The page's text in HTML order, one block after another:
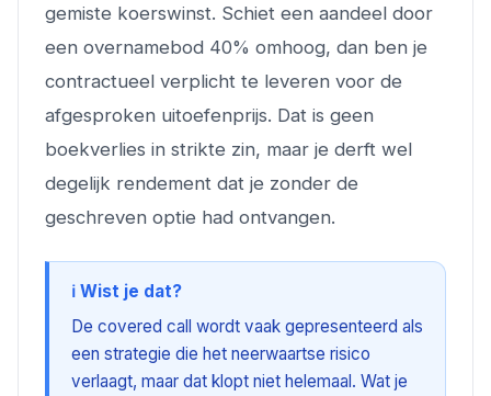
gemiste koerswinst. Schiet een aandeel door
een overnamebod 40% omhoog, dan ben je
contractueel verplicht te leveren voor de
afgesproken uitoefenprijs. Dat is geen
boekverlies in strikte zin, maar je derft wel
degelijk rendement dat je zonder de
geschreven optie had ontvangen.
ℹ️ Wist je dat?
De covered call wordt vaak gepresenteerd als
een strategie die het neerwaartse risico
verlaagt, maar dat klopt niet helemaal. Wat je